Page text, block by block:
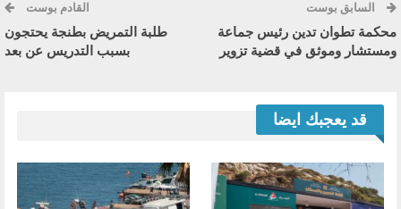
السابق بوست
محكمة تطوان تدين رئيس جماعة
ومستشار وموثق في قضية تزوير
القادم بوست
طلبة التمريض بطنجة يحتجون
بسبب التدريس عن بعد
قد يعجبك ايضا